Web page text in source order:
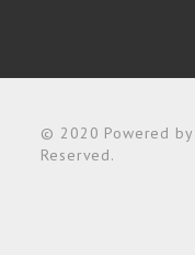
© 2020 Powered
Reserved.